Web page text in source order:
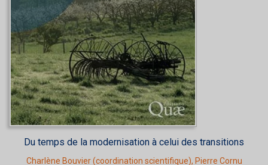
Du temps de la modernisation à celui des transitions
Charlène Bouvier(coordination scientifique), Pierre Cornu